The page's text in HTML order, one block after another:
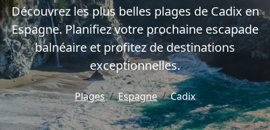
Découvrez les plus belles plages de Cadix en
Espagne. Planifiez votre prochaine escapade
balnéaire et profitez de destinations
exceptionnelles.
Plages Espagne Cadix